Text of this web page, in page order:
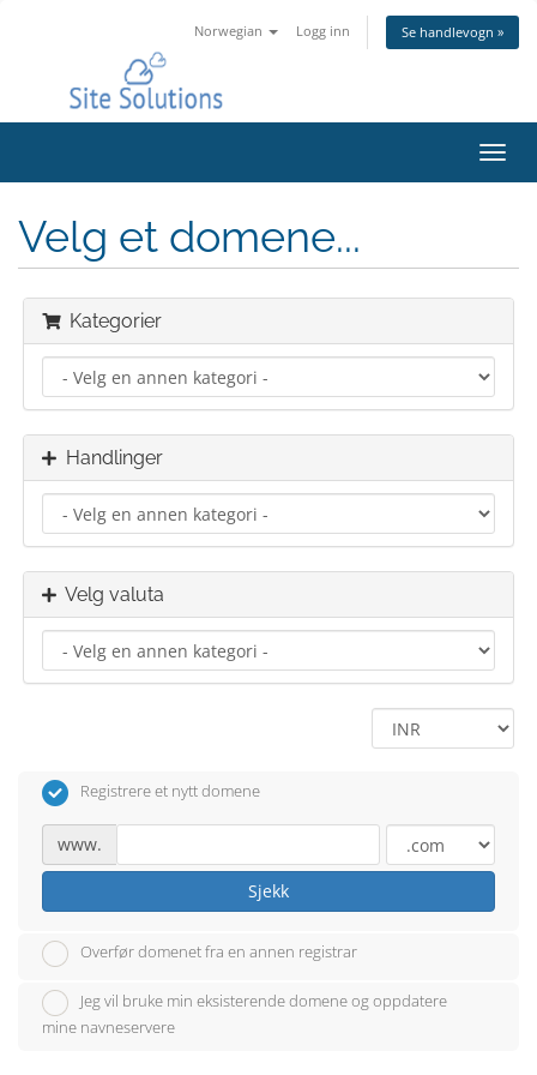
Norwegian Logg inn Se handlevogn »
Bytt
Velg et domene...
Kategorier
Handlinger
Velg valuta
Registrere et nytt domene
www.
Sjekk
Overfør domenet fra en annen registrar
Jeg vil bruke min eksisterende domene og oppdatere
mine navneservere